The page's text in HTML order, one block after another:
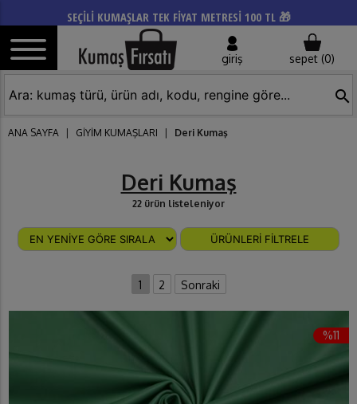
SEÇİLİ KUMAŞLAR TEK FİYAT METRESİ 100 TL 🎁
giriş sepet (0)
search
ANA SAYFA GİYİM KUMAŞLARI Deri Kumaş
Deri Kumaş
22 ürün listeleniyor
ÜRÜNLERİ FİLTRELE
1 2 Sonraki
%11